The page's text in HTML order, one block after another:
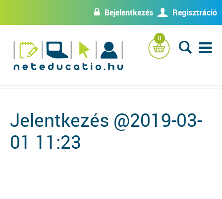
w Bejelentkezés U Regisztráció
0
L
Jelentkezés @2019-03-
01 11:23